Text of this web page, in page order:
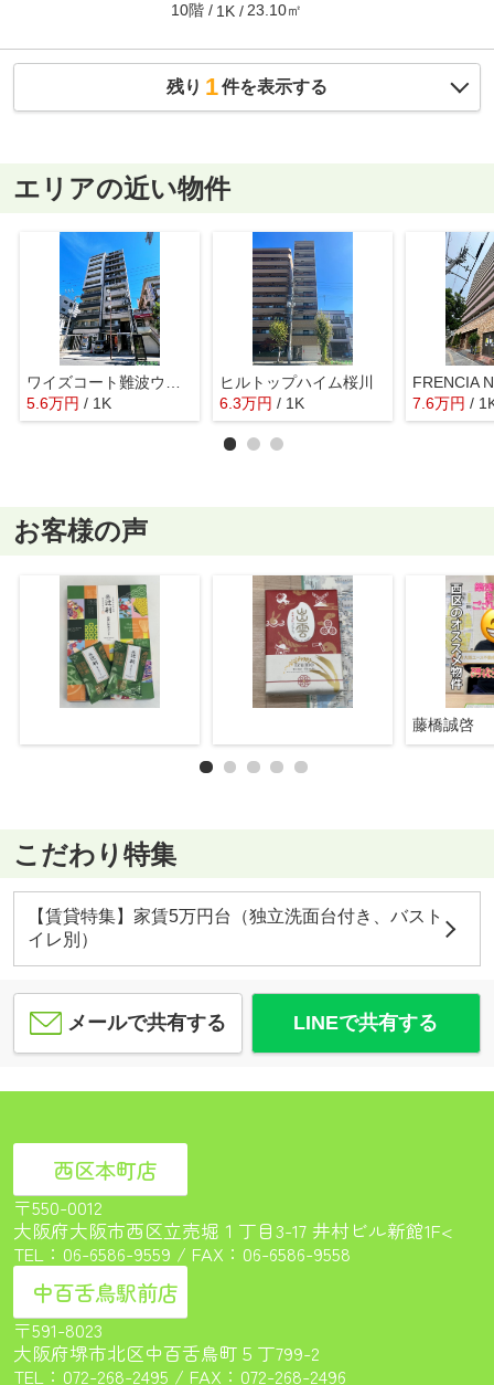
10階 1K 23.10㎡
残り 1件を表示する
エリアの近い物件
5.6万円 / 1K
ヒルトップハイム桜川
6.3万円 / 1K
FRENCIA
7.6万円 /
お客様の声
藤橋誠啓
こだわり特集
【賃貸特集】家賃5万円台（独立洗面台付き、バスト
イレ別）
メールで共有する LINEで共有する
西区本町店
〒550-0012
大阪府大阪市西区立売堀１丁目3-17 井村ビル新館1F<
TEL： 06-6586-9559 / FAX：06-6586-9558
中百舌鳥駅前店
〒591-8023
大阪府堺市北区中百舌鳥町５丁799-2
TEL： 072-268-2495 / FAX：072-268-2496